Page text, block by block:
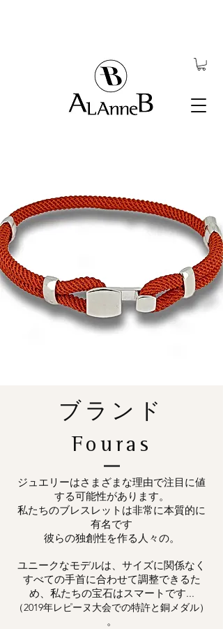
ブランド
Fouras
ジュエリーはさまざまな理由で注目に値
する可能性があります。
私たちのブレスレットは非常に本質的に
有名です
彼らの独創性を作る人々の。
ユニークなモデルは、サイズに関係なく
すべての手首に合わせて調整できるた
め、私たちの宝石はスマートです...
（2019年レピーヌ大会での特許と銅メダル）
。